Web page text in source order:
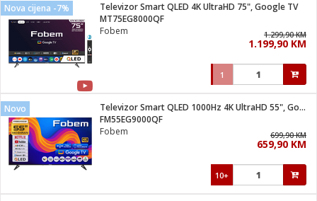
Nova cijena -7%
Televizor Smart QLED 4K UltraHD 75", Google TV
MT75EG8000QF
Fobem
1.299,90 KM
1.199,90 KM
1
Novo
Televizor Smart QLED 1000Hz 4K UltraHD 55", Google TV
FM55EG9000QF
Fobem
699,90 KM
659,90 KM
10+